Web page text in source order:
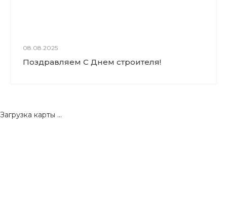
08.08.2025
Поздравляем С Днем строителя!
Загрузка карты ...